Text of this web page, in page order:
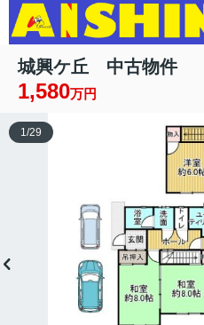
城興ケ丘 中古物件
1,580万円
1/29